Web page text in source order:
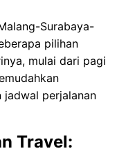
Surabaya-
pilihan
mulai dari pagi
jadwal perjalanan
Travel: